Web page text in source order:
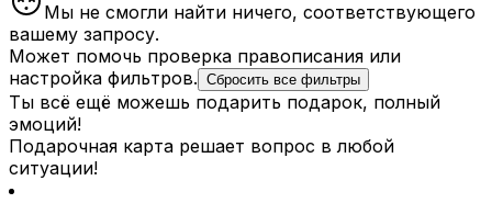
Мы не смогли найти ничего, соответствующего
вашему запросу.
Может помочь проверка правописания или
настройка фильтров. Сбросить все фильтры
Ты всё ещё можешь подарить подарок, полный
эмоций!
Подарочная карта решает вопрос в любой
ситуации!